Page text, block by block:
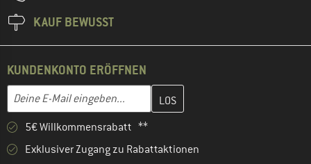
KAUF BEWUSST
KUNDENKONTO ERÖFFNEN
E-Mail-Adresse
Gib hier deine E-Mail-Adresse ein und erstelle im nächsten
5€ Willkommensrabatt **
Exklusiver Zugang zu Rabattaktionen